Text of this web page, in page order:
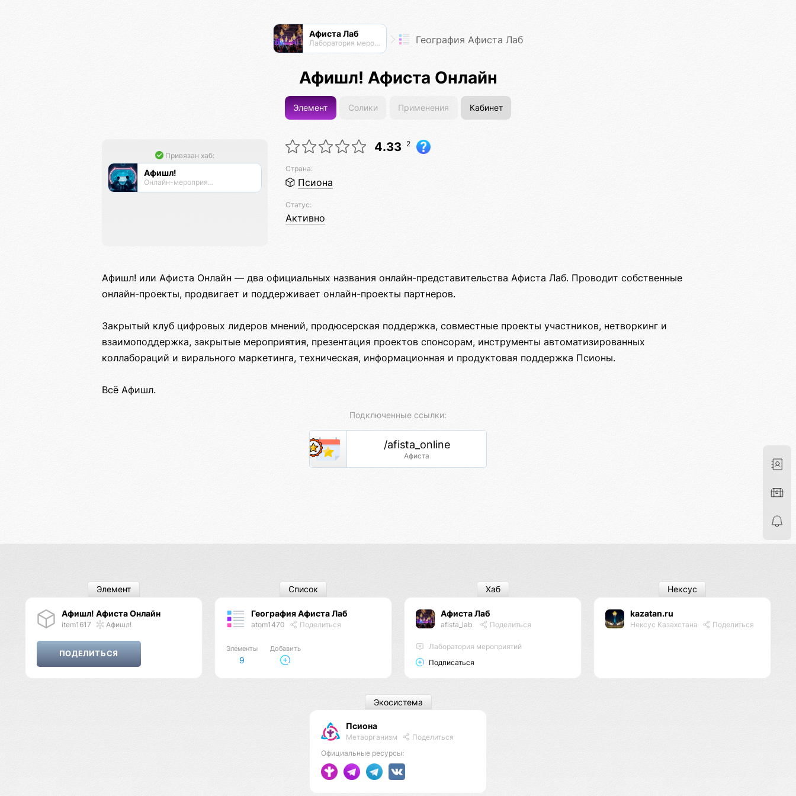
Афиста Лаб
Лаборатория мероприятий География Афиста Лаб
Афишл! Афиста Онлайн
Элемент Солики Применения Кабинет
Привязан хаб:
Афишл!
4.33 2
Страна:
Псиона
Статус:
Активно
Афишл! или Афиста Онлайн — два официальных названия онлайн-представительства Афиста Лаб. Проводит собственные
онлайн-проекты, продвигает и поддерживает онлайн-проекты партнеров.
Закрытый клуб цифровых лидеров мнений, продюсерская поддержка, совместные проекты участников, нетворкинг и
взаимоподдержка, закрытые мероприятия, презентация проектов спонсорам, инструменты автоматизированных
коллабораций и вирального маркетинга, техническая, информационная и продуктовая поддержка Псионы.
Всё Афишл.
Подключенные ссылки:
/afista_online
Афиста
Афишл! Афиста Онлайн
item1617 Афишл!
Элемент
География Афиста Лаб
atom1470 Поделиться
Элементы
9
Добавить
Список
Афиста Лаб
afista_lab Поделиться
Лаборатория мероприятий
Подписаться
Хаб
kazatan.ru
Нексус Казахстана Поделиться
Нексус
Псиона
Метаорганизм
Поделиться
Официальные ресурсы:
Экосистема